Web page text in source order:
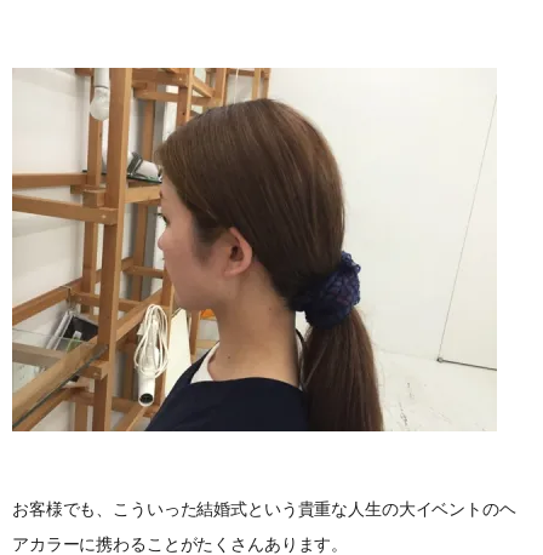
お客様でも、こういった結婚式という貴重な人生の大イベントのヘ
アカラーに携わることがたくさんあります。